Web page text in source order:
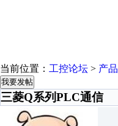
当前位置： 工控论坛 > 产品
我要发帖
三菱Q系列PLC通信